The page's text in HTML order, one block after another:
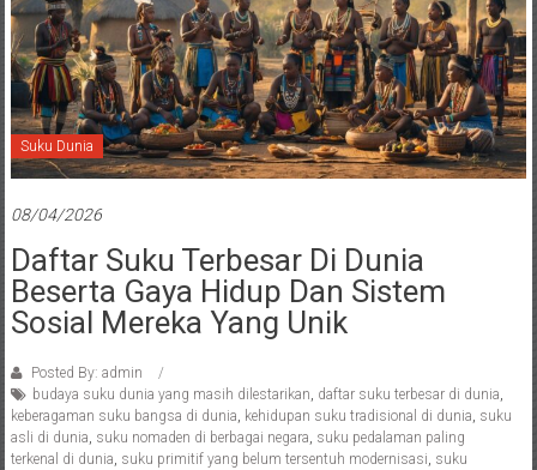
Suku Dunia
08/04/2026
Daftar Suku Terbesar Di Dunia
Beserta Gaya Hidup Dan Sistem
Sosial Mereka Yang Unik
Posted By: admin
budaya suku dunia yang masih dilestarikan, daftar suku terbesar di dunia,
keberagaman suku bangsa di dunia, kehidupan suku tradisional di dunia, suku
asli di dunia, suku nomaden di berbagai negara, suku pedalaman paling
terkenal di dunia, suku primitif yang belum tersentuh modernisasi, suku